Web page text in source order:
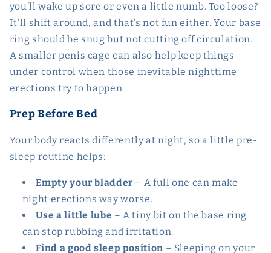
you’ll wake up sore or even a little numb. Too loose?
It’ll shift around, and that’s not fun either. Your base
ring should be snug but not cutting off circulation.
A smaller penis cage can also help keep things
under control when those inevitable nighttime
erections try to happen.
Prep Before Bed
Your body reacts differently at night, so a little pre-
sleep routine helps:
Empty your bladder– A full one can make
night erections way worse.
Use a little lube – A tiny bit on the base ring
can stop rubbing and irritation.
Find a good sleep position – Sleeping on your